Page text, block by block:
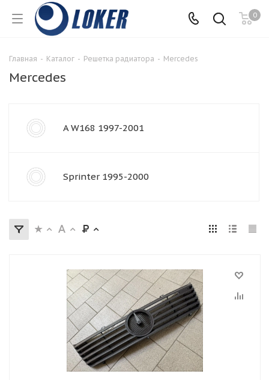
0
Главная - Каталог - Решетка радиатора - Mercedes
Mercedes
A W168 1997-2001
Sprinter 1995-2000